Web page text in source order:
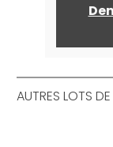
AUTRES LOTS